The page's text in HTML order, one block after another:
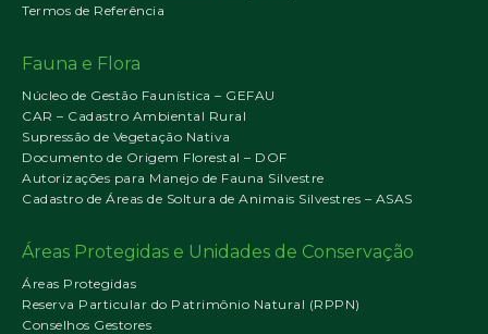
Termos de Referência
Fauna e Flora
Núcleo de Gestão Faunística – GEFAU
CAR – Cadastro Ambiental Rural
Supressão de Vegetação Nativa
Documento de Origem Florestal – DOF
Autorizações para Manejo de Fauna Silvestre
Cadastro de Áreas de Soltura de Animais Silvestres – ASAS
Áreas Protegidas e Unidades de Conservação
Áreas Protegidas
Reserva Particular do Patrimônio Natural (RPPN)
Conselhos Gestores